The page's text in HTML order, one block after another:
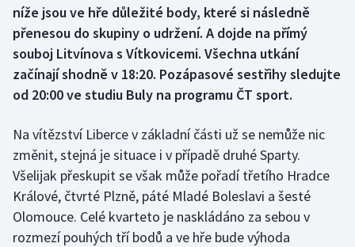
Cyklistika
Dostihy
Florbal
Golf
Gymnastika
Házená
níže jsou ve hře důležité body, které si následně
přenesou do skupiny o udržení. A dojde na přímý
souboj Litvínova s Vítkovicemi. Všechna utkání
začínají shodně v 18:20. Pozápasové sestřihy sledujte
od 20:00 ve studiu Buly na programu ČT sport.
Na vítězství Liberce v základní části už se nemůže nic
změnit, stejná je situace i v případě druhé Sparty.
Všelijak přeskupit se však může pořadí třetího Hradce
Králové, čtvrté Plzně, páté Mladé Boleslavi a šesté
Olomouce. Celé kvarteto je naskládáno za sebou v
rozmezí pouhých tří bodů a ve hře bude výhoda